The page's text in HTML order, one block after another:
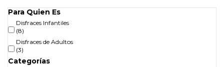
Para Quien Es
Disfraces Infantiles
(8)
Disfraces de Adultos
(3)
Categorías